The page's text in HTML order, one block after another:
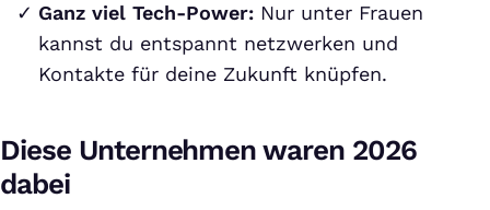
Ganz viel Tech-Power: Nur unter Frauen
kannst du entspannt netzwerken und
Kontakte für deine Zukunft knüpfen.
Diese Unternehmen waren 2026
dabei